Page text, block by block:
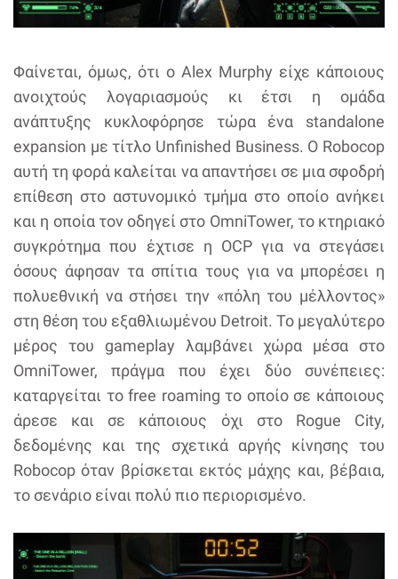
Φαίνεται, όμως, ότι ο Alex Murphy είχε κάποιους
ανοιχτούς λογαριασμούς κι έτσι η ομάδα
ανάπτυξης κυκλοφόρησε τώρα ένα standalone
expansion με τίτλο Unfinished Business. O Robocop
αυτή τη φορά καλείται να απαντήσει σε μια σφοδρή
επίθεση στο αστυνομικό τμήμα στο οποίο ανήκει
και η οποία τον οδηγεί στο OmniTower, το κτηριακό
συγκρότημα που έχτισε η OCP για να στεγάσει
όσους άφησαν τα σπίτια τους για να μπορέσει η
πολυεθνική να στήσει την «πόλη του μέλλοντος»
στη θέση του εξαθλιωμένου Detroit. Το μεγαλύτερο
μέρος του gameplay λαμβάνει χώρα μέσα στο
OmniTower, πράγμα που έχει δύο συνέπειες:
καταργείται το free roaming το οποίο σε κάποιους
άρεσε και σε κάποιους όχι στο Rogue City,
δεδομένης και της σχετικά αργής κίνησης του
Robocop όταν βρίσκεται εκτός μάχης και, βέβαια,
το σενάριο είναι πολύ πιο περιορισμένο.